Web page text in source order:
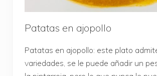
Patatas en ajopollo
Patatas en ajopollo: este plato
variedades, se le puede añadir un